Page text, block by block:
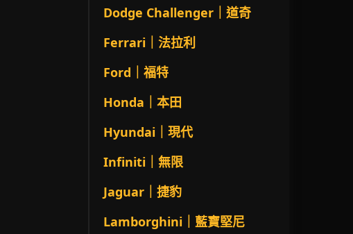
Dodge Challenger｜道奇
Ferrari｜法拉利
Ford｜福特
Honda｜本田
Hyundai｜現代
Infiniti｜無限
Jaguar｜捷豹
Lamborghini｜藍寶堅尼